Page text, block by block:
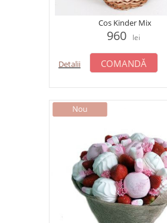
Cos Kinder Mix
960 lei
Detalii COMANDĂ